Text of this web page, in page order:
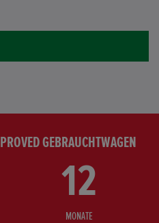
GEBRAUCHTWAGEN
12
MONATE